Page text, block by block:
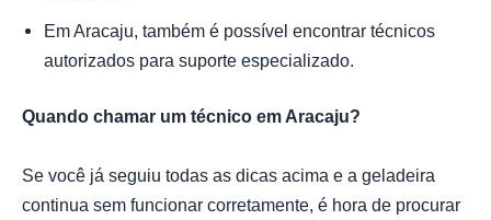
Em Aracaju, também é possível encontrar técnicos
autorizados para suporte especializado.
Quando chamar um técnico em Aracaju?
Se você já seguiu todas as dicas acima e a geladeira
continua sem funcionar corretamente, é hora de procurar